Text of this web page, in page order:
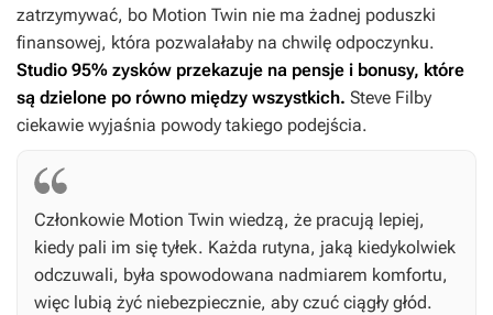
zatrzymywać, bo Motion Twin nie ma żadnej poduszki
finansowej, która pozwalałaby na chwilę odpoczynku.
Studio 95% zysków przekazuje na pensje i bonusy, które
są dzielone po równo między wszystkich. Steve Filby
ciekawie wyjaśnia powody takiego podejścia.
Członkowie Motion Twin wiedzą, że pracują lepiej,
kiedy pali im się tyłek. Każda rutyna, jaką kiedykolwiek
odczuwali, była spowodowana nadmiarem komfortu,
więc lubią żyć niebezpiecznie, aby czuć ciągły głód.